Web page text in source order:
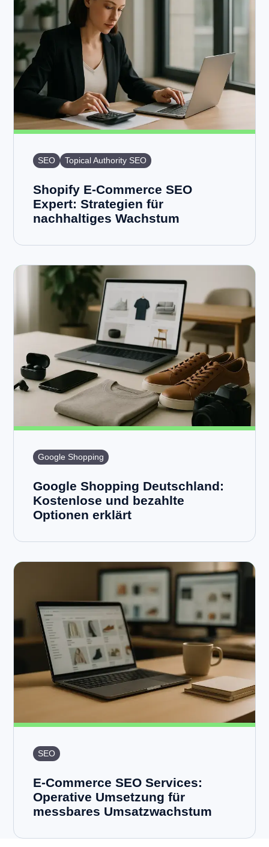
SEO Topical Authority SEO
Shopify E-Commerce SEO
Expert: Strategien für
nachhaltiges Wachstum
Google Shopping
Google Shopping Deutschland:
Kostenlose und bezahlte
Optionen erklärt
SEO
E-Commerce SEO Services:
Operative Umsetzung für
messbares Umsatzwachstum